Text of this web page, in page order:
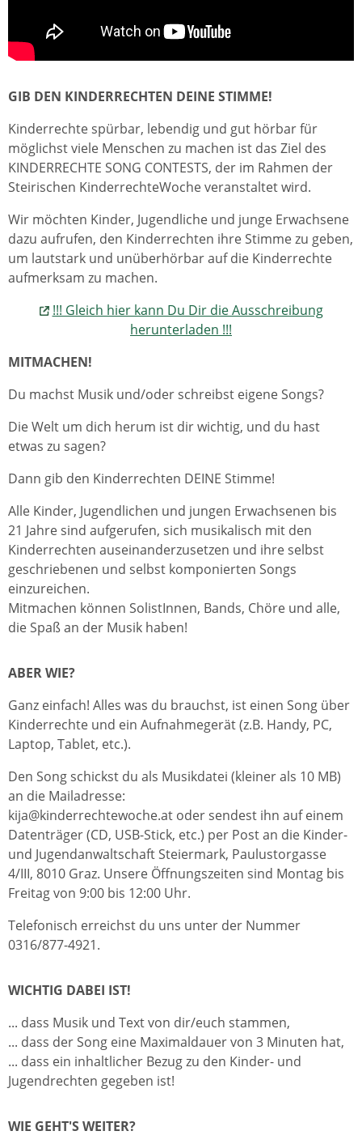
GIB DEN KINDERRECHTEN DEINE STIMME!
Kinderrechte spürbar, lebendig und gut hörbar für
möglichst viele Menschen zu machen ist das Ziel des
KINDERRECHTE SONG CONTESTS, der im Rahmen der
Steirischen KinderrechteWoche veranstaltet wird.
Wir möchten Kinder, Jugendliche und junge Erwachsene
dazu aufrufen, den Kinderrechten ihre Stimme zu geben,
um lautstark und unüberhörbar auf die Kinderrechte
aufmerksam zu machen.
!!! Gleich hier kann Du Dir die Ausschreibung
herunterladen !!!
MITMACHEN!
Du machst Musik und/oder schreibst eigene Songs?
Die Welt um dich herum ist dir wichtig, und du hast
etwas zu sagen?
Dann gib den Kinderrechten DEINE Stimme!
Alle Kinder, Jugendlichen und jungen Erwachsenen bis
21 Jahre sind aufgerufen, sich musikalisch mit den
Kinderrechten auseinanderzusetzen und ihre selbst
geschriebenen und selbst komponierten Songs
einzureichen.
Mitmachen können SolistInnen, Bands, Chöre und alle,
die Spaß an der Musik haben!
ABER WIE?
Ganz einfach! Alles was du brauchst, ist einen Song über
Kinderrechte und ein Aufnahmegerät (z.B. Handy, PC,
Laptop, Tablet, etc.).
Den Song schickst du als Musikdatei (kleiner als 10 MB)
an die Mailadresse:
kija@kinderrechtewoche.at oder sendest ihn auf einem
Datenträger (CD, USB-Stick, etc.) per Post an die Kinder-
und Jugendanwaltschaft Steiermark, Paulustorgasse
4/III, 8010 Graz. Unsere Öffnungszeiten sind Montag bis
Freitag von 9:00 bis 12:00 Uhr.
Telefonisch erreichst du uns unter der Nummer
0316/877-4921.
WICHTIG DABEI IST!
... dass Musik und Text von dir/euch stammen,
... dass der Song eine Maximaldauer von 3 Minuten hat,
... dass ein inhaltlicher Bezug zu den Kinder- und
Jugendrechten gegeben ist!
WIE GEHT'S WEITER?